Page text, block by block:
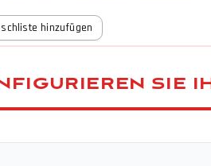
hinzufügen
SIE